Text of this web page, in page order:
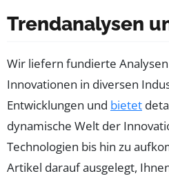
Trendanalysen
Wir liefern fundierte
Innovationen in diversen
Entwicklungen und bietet
dynamische Welt der
Technologien bis hin zu
Artikel darauf ausgelegt,